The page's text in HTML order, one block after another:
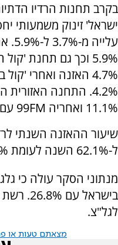
בקרב תחנות הרדיו
ישראל' זינוק משמעותי
5.9% וכך גם תחנת
11.1% ואחריה 99FM עם 10.1%.
שיעור ההאזנה השנתי
ל-62.1% השנה לעומת 65.1% בשנה שעברה.
מנתוני הסקר עולה כי
לגל"צ.
מצאתם טעות או